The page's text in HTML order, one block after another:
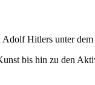
Hitlers unter
bis hin zu den